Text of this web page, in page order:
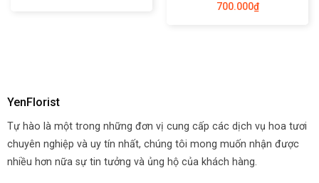
700.000₫
YenFlorist
Tự hào là một trong những đơn vị cung cấp các dịch vụ hoa tươi
chuyên nghiệp và uy tín nhất, chúng tôi mong muốn nhận được
nhiều hơn nữa sự tin tưởng và ủng hộ của khách hàng.